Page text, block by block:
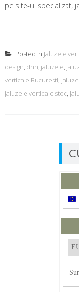
pe site-ul specializat,
Posted in Jaluzele
design, dhn, jaluzele,
verticale Bucuresti,
jaluzele verticale stoc,